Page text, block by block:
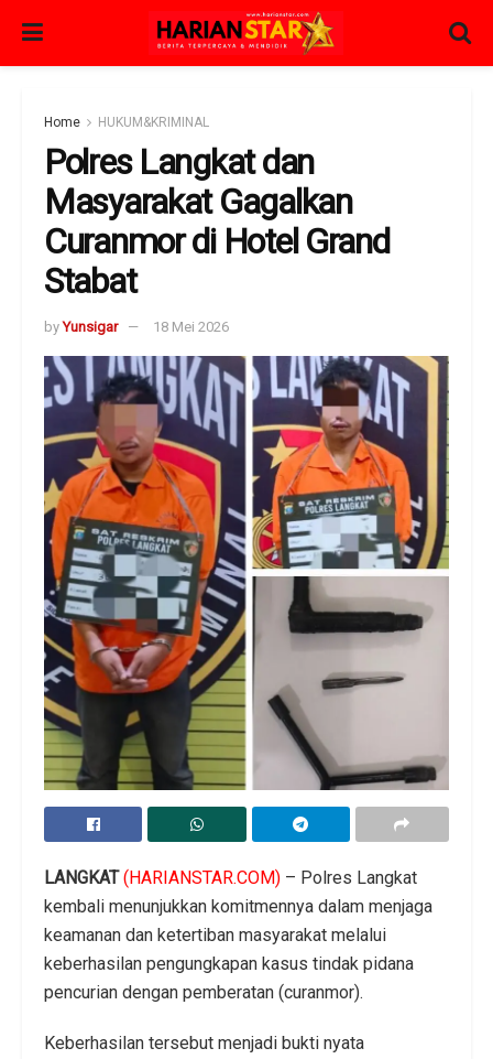
Home HUKUM&KRIMINAL
Polres Langkat dan
Masyarakat Gagalkan
Curanmor di Hotel Grand
Stabat
by Yunsigar 18 Mei 2026
LANGKAT(HARIANSTAR.COM) – Polres Langkat
kembali menunjukkan komitmennya dalam menjaga
keamanan dan ketertiban masyarakat melalui
keberhasilan pengungkapan kasus tindak pidana
pencurian dengan pemberatan (curanmor).
Keberhasilan tersebut menjadi bukti nyata